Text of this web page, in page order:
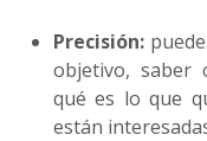
Precisión:
objetivo, saber
qué es lo que
están